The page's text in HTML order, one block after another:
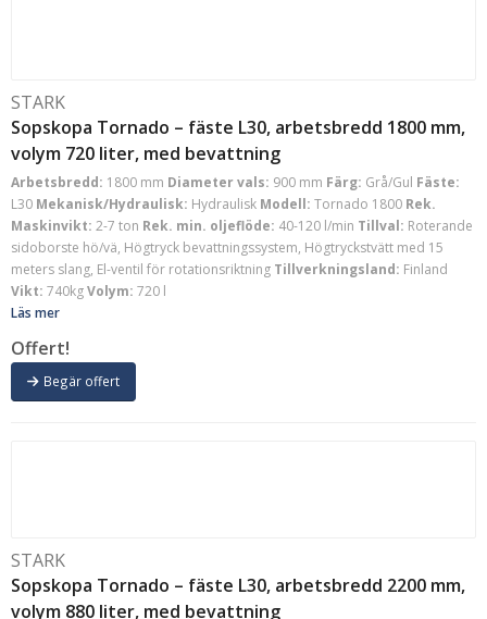
STARK
Sopskopa Tornado – fäste L30, arbetsbredd 1800 mm,
volym 720 liter, med bevattning
Arbetsbredd: 1800 mm Diameter vals: 900 mm Färg: Grå/Gul Fäste:
L30 Mekanisk/Hydraulisk: Hydraulisk Modell: Tornado 1800 Rek.
Maskinvikt: 2-7 ton Rek. min. oljeflöde: 40-120 l/min Tillval: Roterande
sidoborste hö/vä, Högtryck bevattningssystem, Högtryckstvätt med 15
meters slang, El-ventil för rotationsriktning Tillverkningsland: Finland
Vikt: 740kgVolym: 720 l
Läs mer
Offert!
Begär offert
STARK
Sopskopa Tornado – fäste L30, arbetsbredd 2200 mm,
volym 880 liter, med bevattning